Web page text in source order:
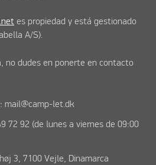
es propiedad y está gestionado
A/S).
no dudes en ponerte en contacto
mail@camp-let.dk
72 92 (de lunes a viernes de 09:00
3, 7100 Vejle, Dinamarca